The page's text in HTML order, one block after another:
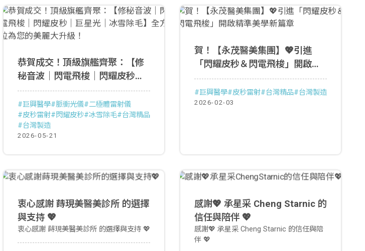
恭賀成交！頂級旗艦齊聚：【修
秘音波｜閃電飛梭｜閃耀皮秒｜
巨星光｜冰雪除毛】全方位為您
的美麗大升級！
#巨興醫學#脈衝光儀#二極體雷射儀
#皮秒雷射#閃耀皮秒#冰雪除毛#台灣精品
#台灣製造
2026-05-21
賀！【永茂醫美集團】💖引進
「閃耀皮秒＆閃電飛梭」開啟精
準美學新篇章
#巨興醫學#皮秒雷射#台灣精品#台灣製造
2026-02-03
衷心感謝 蒔現美醫美診所 的選擇
與支持 💖
衷心感謝 蒔現美醫美診所 的選擇與支持 💖
感謝💖 承星采 Cheng Starnic 的
信任與陪伴 💖
感謝💖 承星采 Cheng Starnic 的信任與陪
伴 💖